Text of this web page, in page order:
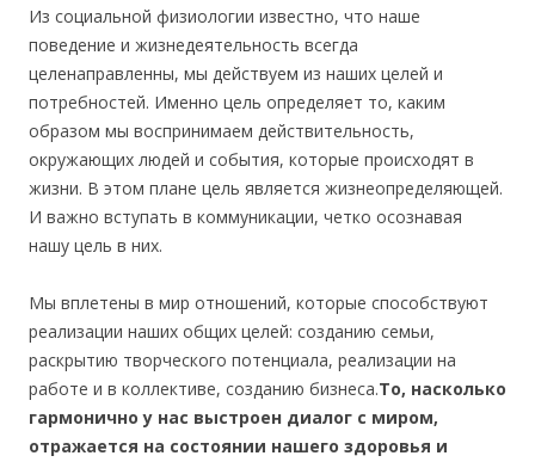
Из социальной физиологии известно, что наше
поведение и жизнедеятельность всегда
целенаправленны, мы действуем из наших целей и
потребностей. Именно цель определяет то, каким
образом мы воспринимаем действительность,
окружающих людей и события, которые происходят в
жизни. В этом плане цель является жизнеопределяющей.
И важно вступать в коммуникации, четко осознавая
нашу цель в них.
Мы вплетены в мир отношений, которые способствуют
реализации наших общих целей: созданию семьи,
раскрытию творческого потенциала, реализации на
работе и в коллективе, созданию бизнеса.То, насколько
гармонично у нас выстроен диалог с миром,
отражается на состоянии нашего здоровья и